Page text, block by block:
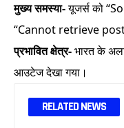
मुख्य समस्या-यूजर्स को
“Cannot retrieve
प्रभावित क्षेत्र-भारत के
आउटेज देखा गया।
RELATED NEWS